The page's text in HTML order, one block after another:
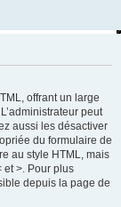
offrant un large
peut
aussi les désactiver
du formulaire de
au style HTML, mais
et >. Pour plus
depuis la page de